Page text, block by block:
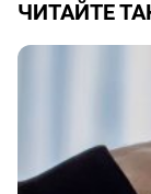
ЧИТАЙТЕ